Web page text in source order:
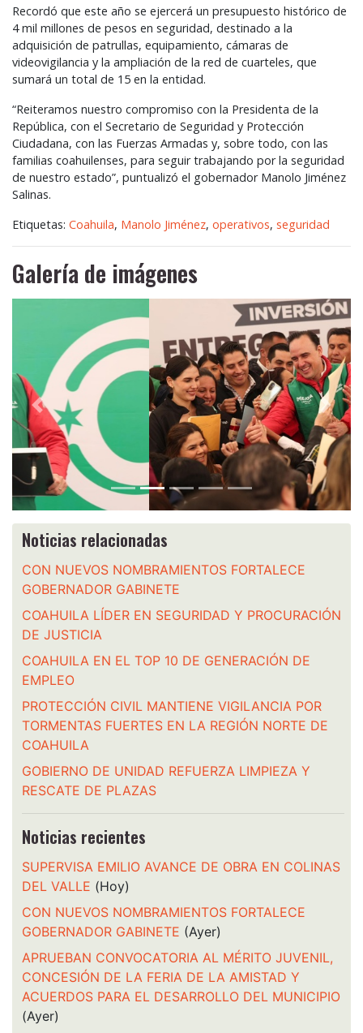
Recordó que este año se ejercerá un presupuesto histórico de
4 mil millones de pesos en seguridad, destinado a la
adquisición de patrullas, equipamiento, cámaras de
videovigilancia y la ampliación de la red de cuarteles, que
sumará un total de 15 en la entidad.
“Reiteramos nuestro compromiso con la Presidenta de la
República, con el Secretario de Seguridad y Protección
Ciudadana, con las Fuerzas Armadas y, sobre todo, con las
familias coahuilenses, para seguir trabajando por la seguridad
de nuestro estado”, puntualizó el gobernador Manolo Jiménez
Salinas.
Etiquetas: Coahuila, Manolo Jiménez, operativos, seguridad
Galería de imágenes
Anterior
Noticias relacionadas
CON NUEVOS NOMBRAMIENTOS FORTALECE
GOBERNADOR GABINETE
COAHUILA LÍDER EN SEGURIDAD Y PROCURACIÓN
DE JUSTICIA
COAHUILA EN EL TOP 10 DE GENERACIÓN DE
EMPLEO
PROTECCIÓN CIVIL MANTIENE VIGILANCIA POR
TORMENTAS FUERTES EN LA REGIÓN NORTE DE
COAHUILA
GOBIERNO DE UNIDAD REFUERZA LIMPIEZA Y
RESCATE DE PLAZAS
Noticias recientes
SUPERVISA EMILIO AVANCE DE OBRA EN COLINAS
DEL VALLE (Hoy)
CON NUEVOS NOMBRAMIENTOS FORTALECE
GOBERNADOR GABINETE (Ayer)
APRUEBAN CONVOCATORIA AL MÉRITO JUVENIL,
CONCESIÓN DE LA FERIA DE LA AMISTAD Y
ACUERDOS PARA EL DESARROLLO DEL MUNICIPIO
(Ayer)